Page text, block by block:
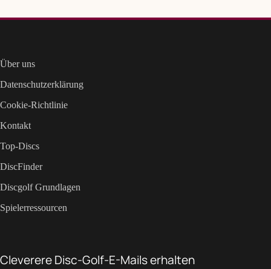
Über uns
Datenschutzerklärung
Cookie-Richtlinie
Kontakt
Top-Discs
DiscFinder
Discgolf Grundlagen
Spielerressourcen
Cleverere Disc-Golf-E-Mails erhalten